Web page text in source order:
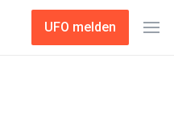
UFO melden